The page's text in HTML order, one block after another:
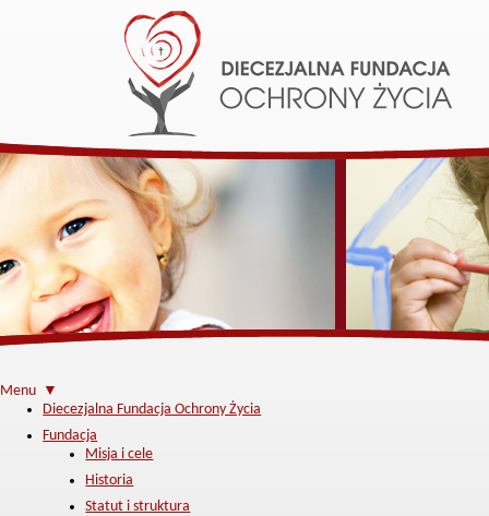
Menu ▼
Diecezjalna Fundacja Ochrony Życia
Fundacja
Misja i cele
Historia
Statut i struktura